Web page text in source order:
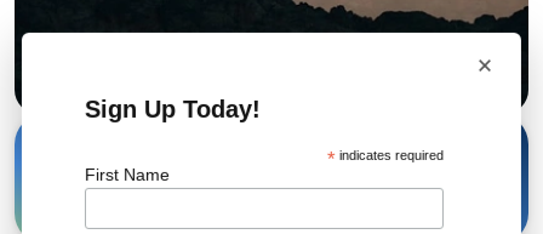
×
Sign Up Today!
*indicates required
First Name